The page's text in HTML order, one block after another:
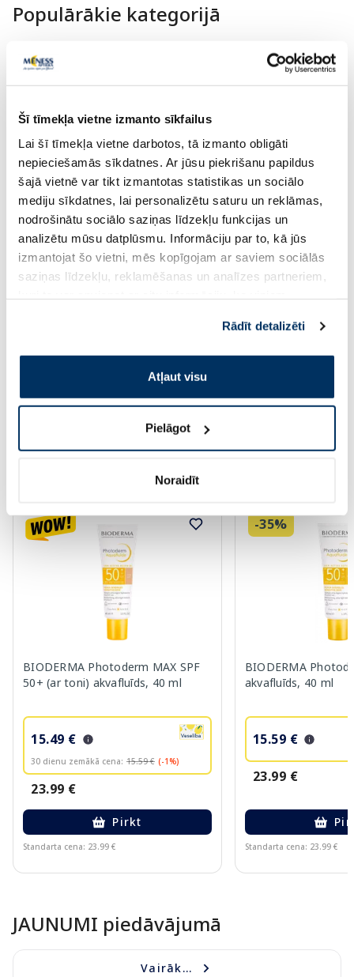
Šī tīmekļa vietne izmanto sīkfailus
Lai šī tīmekļa vietne darbotos, tā izmanto obligāti
nepieciešamās sīkdatnes. Ar jūsu piekrišanu papildus
šajā vietnē var tikt izmantotas statistikas un sociālo
mediju sīkdatnes, lai personalizētu saturu un reklāmas,
nodrošinātu sociālo saziņas līdzekļu funkcijas un
analizētu mūsu datplūsmu. Informāciju par to, kā jūs
izmantojat šo vietni, mēs kopīgojam ar saviem sociālās
saziņas līdzekļu, reklamēšanas un analīzes partneriem,
pakalpojumus. Ja piekrītat šo papildu sīkdatņu
izmantošanai, lūdzu, atzīmējiet savu izvēli:
Rādīt detalizēti
Atļaut visu
Pielāgot
Noraidīt
Populārākie kategorijā
-60%
PERSPIREX Original
antiperspirants, 20 ml
6.00 € 14.99 €
-30%
DR.HAUSCHKA
dezodorants
10.84 € 15.49 €
Saules aizsardzībai vasarā ☀️
Vairāk...
BIODERMA Photoderm MAX SPF
50+ (ar toni) akvafluīds, 40 ml
15.49 €
30 dienu zemākā cena: 15.59 € (-1%)
23.99 €
Pirkt
Standarta cena: 23.99 €
-35%
BIODERMA
akvafluīds, 40 ml
15.59 €
23.99 €
Standarta cena: 23.99 €
JAUNUMI piedāvājumā
Vairāk...